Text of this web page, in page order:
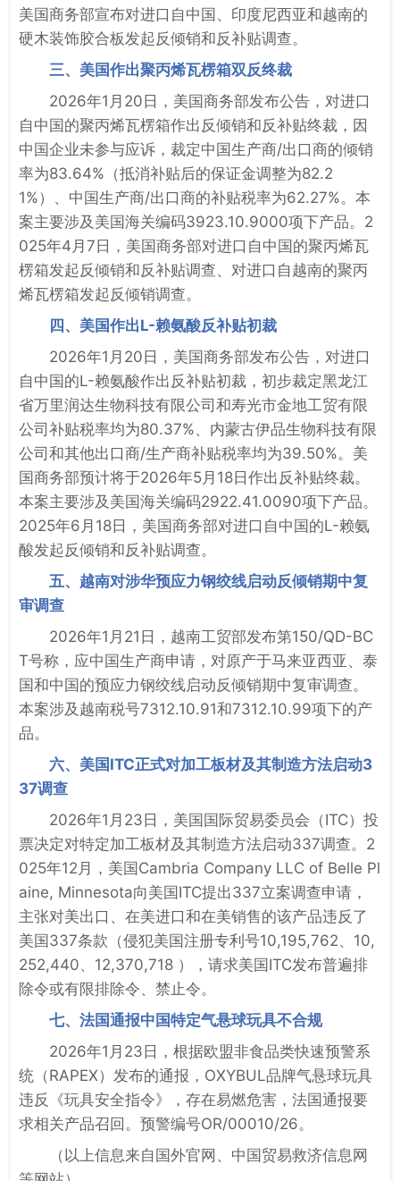
美国商务部宣布对进口自中国、印度尼西亚和越南的
硬木装饰胶合板发起反倾销和反补贴调查。
三、美国作出聚丙烯瓦楞箱双反终裁
2026年1月20日，美国商务部发布公告，对进口
自中国的聚丙烯瓦楞箱作出反倾销和反补贴终裁，因
中国企业未参与应诉，裁定中国生产商/出口商的倾销
率为83.64%（抵消补贴后的保证金调整为82.2
1%）、中国生产商/出口商的补贴税率为62.27%。本
案主要涉及美国海关编码3923.10.9000项下产品。2
025年4月7日，美国商务部对进口自中国的聚丙烯瓦
楞箱发起反倾销和反补贴调查、对进口自越南的聚丙
烯瓦楞箱发起反倾销调查。
四、美国作出L-赖氨酸反补贴初裁
2026年1月20日，美国商务部发布公告，对进口
自中国的L-赖氨酸作出反补贴初裁，初步裁定黑龙江
省万里润达生物科技有限公司和寿光市金地工贸有限
公司补贴税率均为80.37%、内蒙古伊品生物科技有限
公司和其他出口商/生产商补贴税率均为39.50%。美
国商务部预计将于2026年5月18日作出反补贴终裁。
本案主要涉及美国海关编码2922.41.0090项下产品。
2025年6月18日，美国商务部对进口自中国的L-赖氨
酸发起反倾销和反补贴调查。
五、越南对涉华预应力钢绞线启动反倾销期中复
审调查
2026年1月21日，越南工贸部发布第150/QD-BC
T号称，应中国生产商申请，对原产于马来亚西亚、泰
国和中国的预应力钢绞线启动反倾销期中复审调查。
本案涉及越南税号7312.10.91和7312.10.99项下的产
品。
六、美国ITC正式对加工板材及其制造方法启动3
37调查
2026年1月23日，美国国际贸易委员会（ITC）投
票决定对特定加工板材及其制造方法启动337调查。2
025年12月，美国Cambria Company LLC of Belle Pl
aine, Minnesota向美国ITC提出337立案调查申请，
主张对美出口、在美进口和在美销售的该产品违反了
美国337条款（侵犯美国注册专利号10,195,762、10,
252,440、12,370,718 ），请求美国ITC发布普遍排
除令或有限排除令、禁止令。
七、法国通报中国特定气悬球玩具不合规
2026年1月23日，根据欧盟非食品类快速预警系
统（RAPEX）发布的通报，OXYBUL品牌气悬球玩具
违反《玩具安全指令》，存在易燃危害，法国通报要
求相关产品召回。预警编号OR/00010/26。
（以上信息来自国外官网、中国贸易救济信息网